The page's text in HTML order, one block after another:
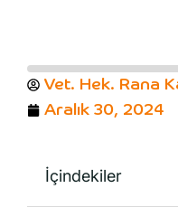
Vet. Hek. Rana
Aralık 30, 2024
İçindekiler